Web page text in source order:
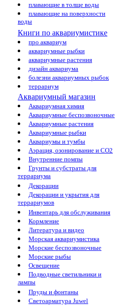
плавающие в толще воды
плавающие на поверхности
воды
Книги по аквариумистике
про аквариум
аквариумные рыбки
аквариумные растения
дизайн аквариума
болезни аквариумных рыбок
террариум
Аквариумный магазин
Аквариумная химия
Аквариумные беспозвоночные
Аквариумные растения
Аквариумные рыбки
Аквариумы и тумбы
Аэрация, озонирование и CO2
Внутренние помпы
Грунты и субстраты для
террариума
Декорации
Декорации и укрытия для
террариумов
Инвентарь для обслуживания
Кормление
Литература и видео
Морская аквариумистика
Морские беспозвоночные
Морские рыбы
Освещение
Подводные светильники и
лампы
Пруды и фонтаны
Светоарматура Juwel